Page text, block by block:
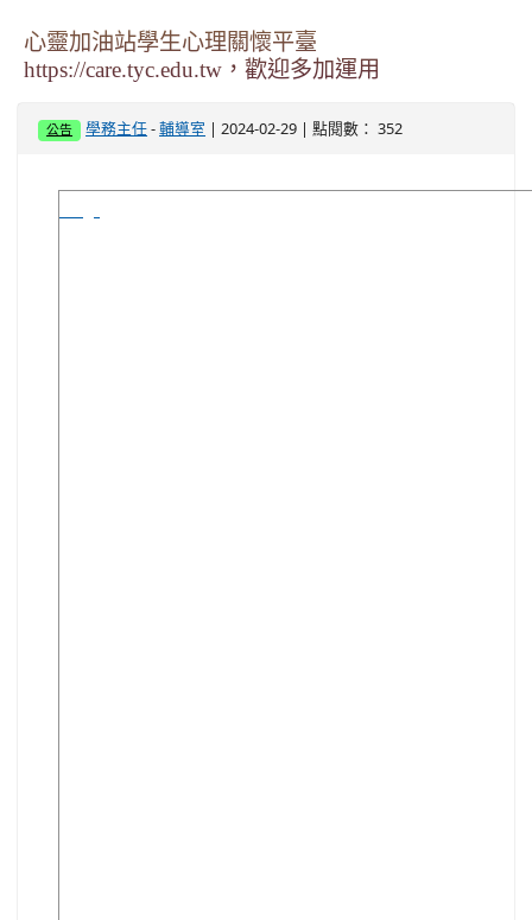
心靈加油站學生心理關懷平臺
https://care.tyc.edu.tw，歡迎多加運用
公告 學務主任 -輔導室 | 2024-02-29 | 點閱數： 352